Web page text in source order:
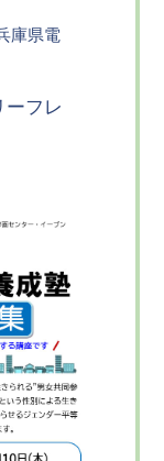
庫県電
ーフレ